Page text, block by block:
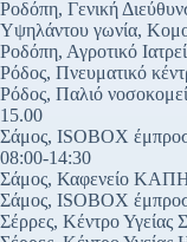
Ροδόπη, Γενική
Υψηλάντου γωνία,
Ροδόπη, Αγροτικό
Ρόδος, Πνευματικό
Ρόδος, Παλιό
15.00
Σάμος, ISOBOX
08:00-14:30
Σάμος, Καφενείο
Σάμος, ISOBOX
Σέρρες, Κέντρο Υγείας